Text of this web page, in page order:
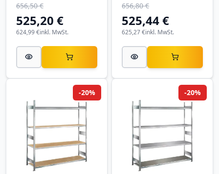
525,20 €
656,50 €
inkl. MwSt.
624,99 €
525,44 €
656,80 €
inkl. MwSt.
625,27 €
-20% -20%